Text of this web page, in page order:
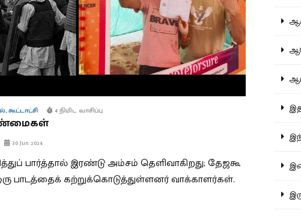
,கூட்டாட்சி 4 நிமிட வாசிப்பு
30 Jun 2024
பார்த்தால் இரண்டு அம்சம் தெளிவாகிறது; தேஜகூ
பாடத்தைக் கற்றுக்கொடுத்துள்ளனர் வாக்காளர்கள்.